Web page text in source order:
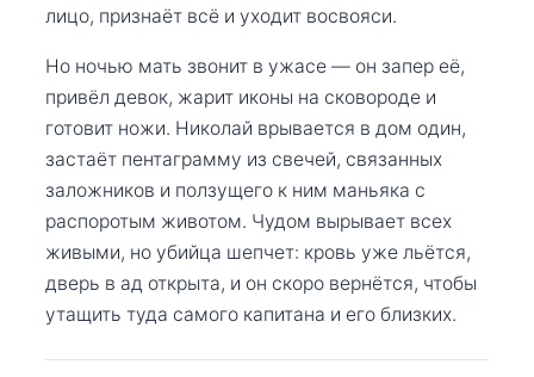
лицо, признаёт всё и уходит восвояси.
Но ночью мать звонит в ужасе — он запер её,
привёл девок, жарит иконы на сковороде и
готовит ножи. Николай врывается в дом один,
застаёт пентаграмму из свечей, связанных
заложников и ползущего к ним маньяка с
распоротым животом. Чудом вырывает всех
живыми, но убийца шепчет: кровь уже льётся,
дверь в ад открыта, и он скоро вернётся, чтобы
утащить туда самого капитана и его близких.